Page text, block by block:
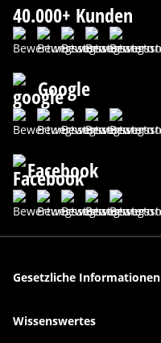
40.000+ Kunden
Google
Facebook
Gesetzliche Informationen
Wissenswertes